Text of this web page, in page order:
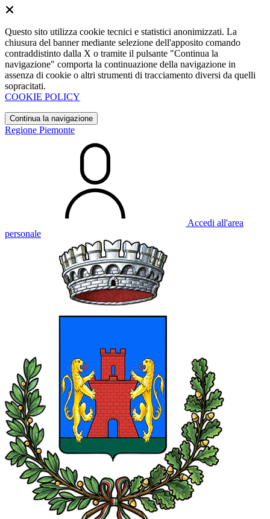
Questo sito utilizza cookie tecnici e statistici anonimizzati. La
chiusura del banner mediante selezione dell'apposito comando
contraddistinto dalla X o tramite il pulsante "Continua la
navigazione" comporta la continuazione della navigazione in
assenza di cookie o altri strumenti di tracciamento diversi da quelli
sopracitati.
COOKIE POLICY
Continua la navigazione
Regione Piemonte
Accedi all'area
personale